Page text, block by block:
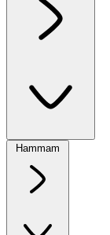
Hammam